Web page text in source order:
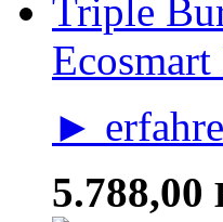
►
5.788,00